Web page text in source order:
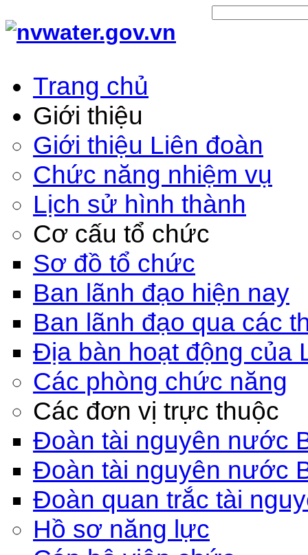
Trang chủ
Giới thiệu
Giới thiệu Liên đoàn
Chức năng nhiệm vụ
Lịch sử hình thành
Cơ cấu tổ chức
Sơ đồ tổ chức
Ban lãnh đạo hiện nay
Ban lãnh đạo qua các
Địa bàn hoạt động của
Các phòng chức năng
Các đơn vị trực thuộc
Đoàn tài nguyên nước
Đoàn tài nguyên nước
Đoàn quan trắc tài
Hồ sơ năng lực